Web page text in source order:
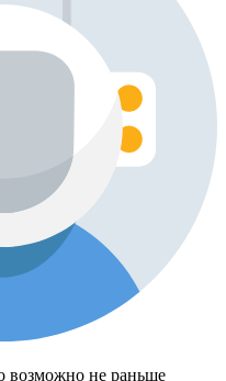
возможно не раньше